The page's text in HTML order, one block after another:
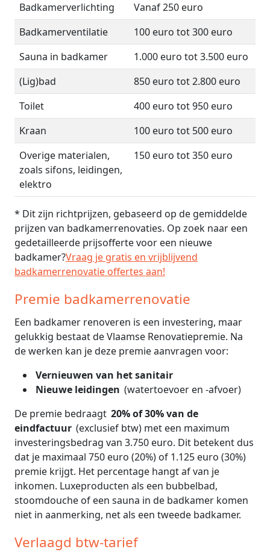
Badkamerverlichting
Vanaf 250 euro
Badkamerventilatie
100 euro tot 300 euro
Sauna in badkamer
1.000 euro tot 3.500 euro
(Lig)bad
850 euro tot 2.800 euro
Toilet
400 euro tot 950 euro
Kraan
100 euro tot 500 euro
Overige materialen,
zoals sifons, leidingen,
elektro
150 euro tot 350 euro
* Dit zijn richtprijzen, gebaseerd op de gemiddelde
prijzen van badkamerrenovaties. Op zoek naar een
gedetailleerde prijsofferte voor een nieuwe
badkamer?Vraag je gratis en vrijblijvend
badkamerrenovatie offertes aan!
Premie badkamerrenovatie
Een badkamer renoveren is een investering, maar
gelukkig bestaat de Vlaamse Renovatiepremie. Na
de werken kan je deze premie aanvragen voor:
Vernieuwen van het sanitair
Nieuwe leidingen (watertoevoer en -afvoer)
De premie bedraagt 20% of 30% van de
eindfactuur (exclusief btw) met een maximum
investeringsbedrag van 3.750 euro. Dit betekent dus
dat je maximaal 750 euro (20%) of 1.125 euro (30%)
premie krijgt. Het percentage hangt af van je
inkomen. Luxeproducten als een bubbelbad,
stoomdouche of een sauna in de badkamer komen
niet in aanmerking, net als een tweede badkamer.
Verlaagd btw-tarief